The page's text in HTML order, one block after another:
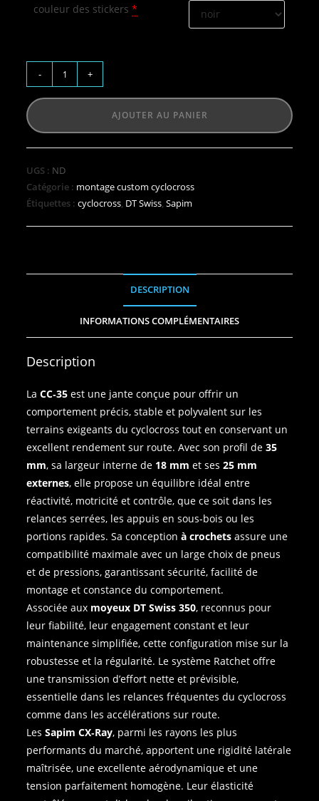
couleur des stickers *
- +
AJOUTER AU PANIER
UGS : ND
Catégorie : montage custom cyclocross
Étiquettes :cyclocross, DT Swiss,Sapim
DESCRIPTION
INFORMATIONS COMPLÉMENTAIRES
Description
LaCC‑35 est une jante conçue pour offrir un
comportement précis, stable et polyvalent sur les
terrains exigeants du cyclocross tout en conservant un
excellent rendement sur route. Avec son profil de35
mm, sa largeur interne de 18 mm et ses25 mm
externes, elle propose un équilibre idéal entre
réactivité, motricité et contrôle, que ce soit dans les
relances serrées, les appuis en sous‑bois ou les
portions rapides. Sa conceptionà crochets assure une
compatibilité maximale avec un large choix de pneus
et de pressions, garantissant sécurité, facilité de
montage et constance du comportement.
Associée aux moyeux DT Swiss 350, reconnus pour
leur fiabilité, leur engagement constant et leur
maintenance simplifiée, cette configuration mise sur la
robustesse et la régularité. Le système Ratchet offre
une transmission d’effort nette et prévisible,
essentielle dans les relances fréquentes du cyclocross
comme dans les accélérations sur route.
LesSapim CX‑Ray, parmi les rayons les plus
performants du marché, apportent une rigidité latérale
maîtrisée, une excellente aérodynamique et une
tension parfaitement homogène. Leur élasticité